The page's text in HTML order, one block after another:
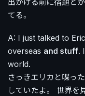
出かける前に宿題と
てる。
A: I just talked to
overseas and stuff.
world.
さっきエリカと喋っ
していたよ。 世界を